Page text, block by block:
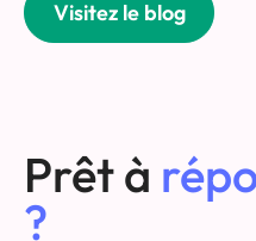
Visitez le blog
Prêt à
?